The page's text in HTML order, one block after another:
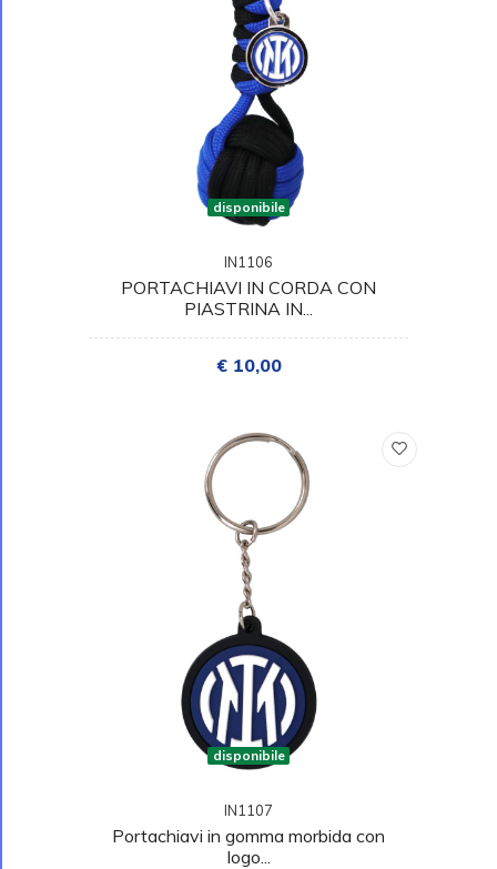
disponibile
IN1106
PORTACHIAVI IN CORDA CON
PIASTRINA IN...
€ 10,00
disponibile
IN1107
Portachiavi in gomma morbida con
logo...